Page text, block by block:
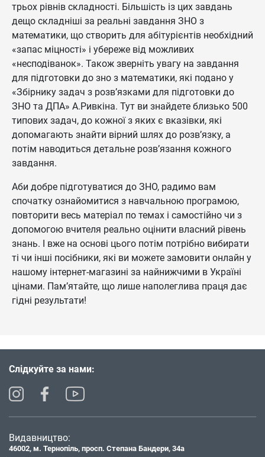
трьох рівнів складності. Більшість із цих завдань
дещо складніші за реальні завдання ЗНО з
математики, що створить для абітурієнтів необхідний
«запас міцності» і убереже від можливих
«несподіванок». Також зверніть увагу на завдання
для підготовки до зно з математики, які подано у
«Збірнику задач з розв’язками для підготовки до
ЗНО та ДПА» А.Ривкіна. Тут ви знайдете близько 500
типових задач, до кожної з яких є вказівки, які
допомагають знайти вірний шлях до розв’язку, а
потім наводиться детальне розв’язання кожного
завдання.
Аби добре підготуватися до ЗНО, радимо вам
спочатку ознайомитися з навчальною програмою,
повторити весь матеріал по темах і самостійно чи з
допомогою вчителя реально оцінити власний рівень
знань. І вже на основі цього потім потрібно вибирати
ті чи інші посібники, які ви можете замовити онлайн у
нашому інтернет-магазині за найнижчими в Україні
цінами. Пам’ятайте, що лише наполеглива праця дає
гідні результати!
Слідкуйте за нами:
Видавництво:
46002, м. Тернопіль, просп. Степана Бандери, 34а